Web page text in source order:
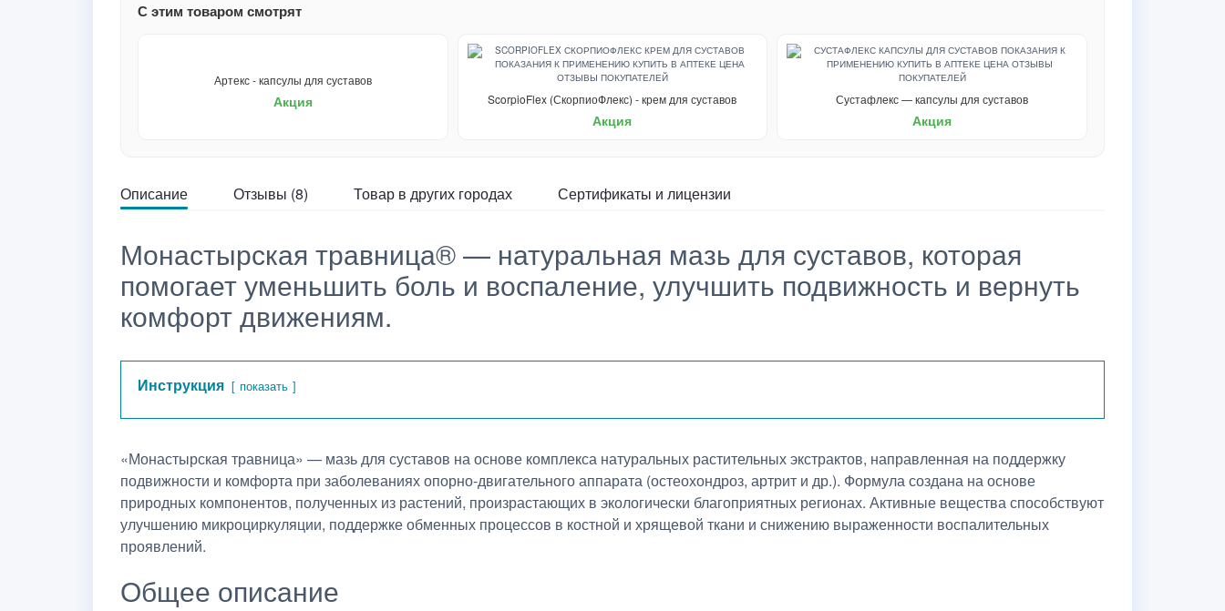
С этим товаром смотрят
Артекс - капсулы для суставов
Акция ScorpioFlex (СкорпиоФлекс) - крем для суставов
Акция
Сустафлекс — капсулы для суставов
Акция
Описание Отзывы (8) Товар в других городах Сертификаты и лицензии
Монастырская травница® — натуральная мазь для суставов, которая
помогает уменьшить боль и воспаление, улучшить подвижность и вернуть
комфорт движениям.
Инструкция показать
«Монастырская травница» — мазь для суставов на основе комплекса натуральных растительных экстрактов, направленная на поддержку
подвижности и комфорта при заболеваниях опорно-двигательного аппарата (остеохондроз, артрит и др.). Формула создана на основе
природных компонентов, полученных из растений, произрастающих в экологически благоприятных регионах. Активные вещества способствуют
улучшению микроциркуляции, поддержке обменных процессов в костной и хрящевой ткани и снижению выраженности воспалительных
проявлений.
Общее описание